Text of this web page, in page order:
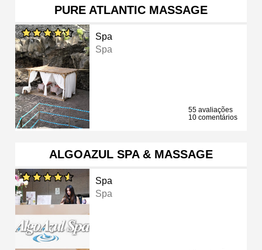
PURE ATLANTIC MASSAGE
Spa
Spa
55 avaliações
10 comentários
ALGOAZUL SPA & MASSAGE
Spa
Spa